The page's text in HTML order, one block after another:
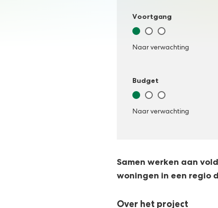
g
a
n
Voortgang
Naar
verwachting
Heeft
aandacht
Er
zijn
Naar verwachting
Budget
Naar
verwachting
Heeft
aandacht
Er
zijn
Naar verwachting
Samen werken aan
woningen in een regio
Over het project